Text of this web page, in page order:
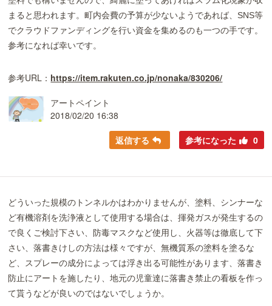
まると思われます。町内会費の予算が少ないようであれば、SNS等
でクラウドファンディングを行い資金を集めるのも一つの手です。
参考になれば幸いです。
参考URL： https://item.rakuten.co.jp/nonaka/830206/
アートペイント
2018/02/20 16:38
返信する 参考になった 0
どういった規模のトンネルかはわかりませんが、塗料、シンナーな
ど有機溶剤を洗浄液として使用する場合は、揮発ガスが発生するの
で良くご検討下さい、防毒マスクなど使用し、火器等は徹底して下
さい、落書きけしの方法は様々ですが、無機質系の塗料を塗るな
ど、スプレーの成分によっては浮き出る可能性があります、落書き
防止にアートを施したり、地元の児童達に落書き禁止の看板を作っ
て貰うなどが良いのではないでしょうか。